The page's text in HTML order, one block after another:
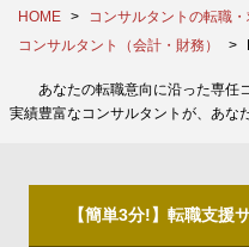
HOME
コンサルタントの転職・
コンサルタント（会計・財務）
あなたの転職意向に沿った専任
実績豊富なコンサルタントが、あな
【簡単3分!】転職支援